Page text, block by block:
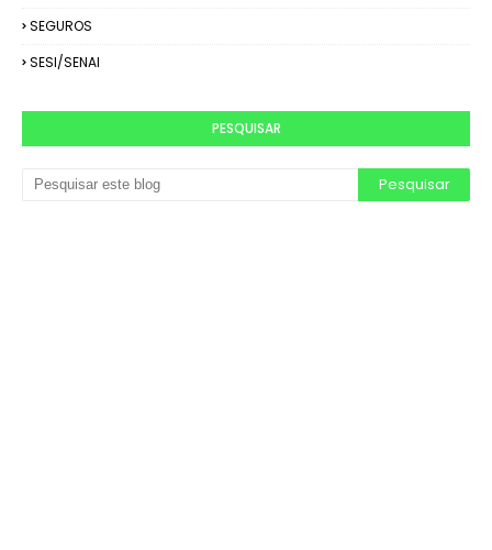
SEGUROS
SESI/SENAI
PESQUISAR